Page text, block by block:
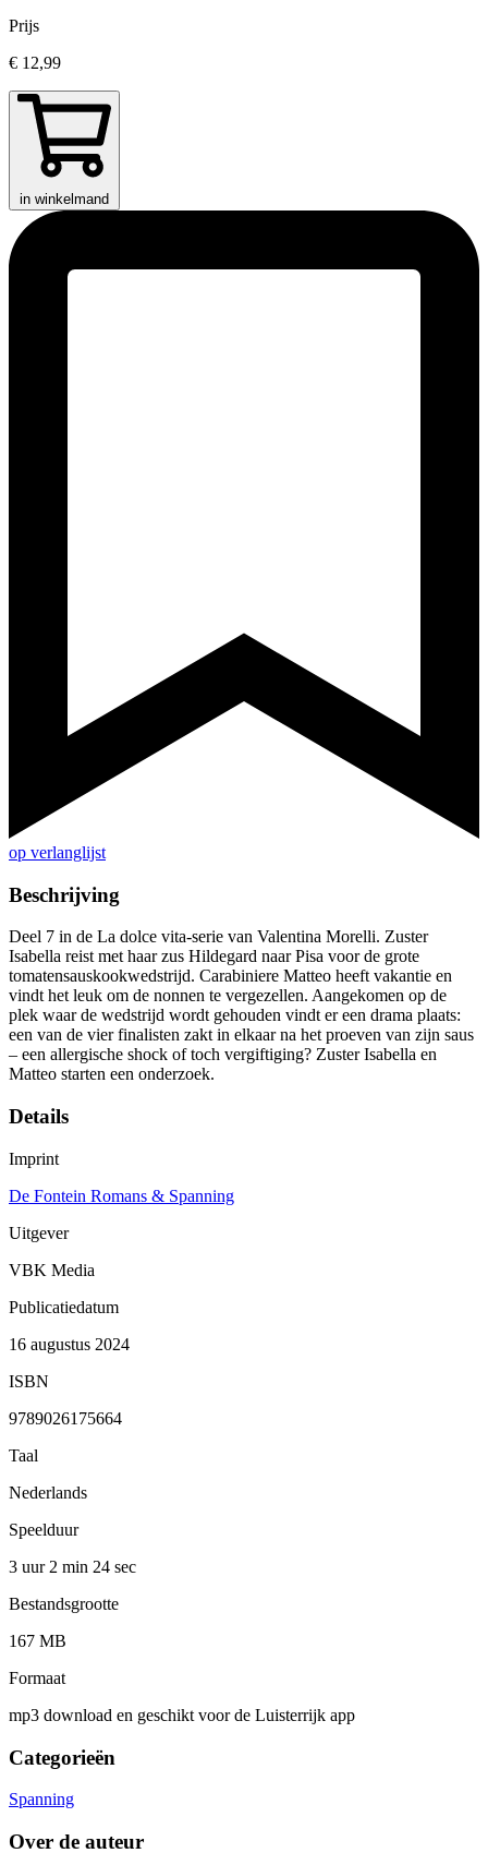
Prijs
€ 12,99
in winkelmand
op verlanglijst
Beschrijving
Deel 7 in de La dolce vita-serie van Valentina Morelli. Zuster
Isabella reist met haar zus Hildegard naar Pisa voor de grote
tomatensauskookwedstrijd. Carabiniere Matteo heeft vakantie en
vindt het leuk om de nonnen te vergezellen. Aangekomen op de
plek waar de wedstrijd wordt gehouden vindt er een drama plaats:
een van de vier finalisten zakt in elkaar na het proeven van zijn saus
– een allergische shock of toch vergiftiging? Zuster Isabella en
Matteo starten een onderzoek.
Details
Imprint
De Fontein Romans & Spanning
Uitgever
VBK Media
Publicatiedatum
16 augustus 2024
ISBN
9789026175664
Taal
Nederlands
Speelduur
3 uur 2 min 24 sec
Bestandsgrootte
167 MB
Formaat
mp3 download en geschikt voor de Luisterrijk app
Categorieën
Spanning
Over de auteur